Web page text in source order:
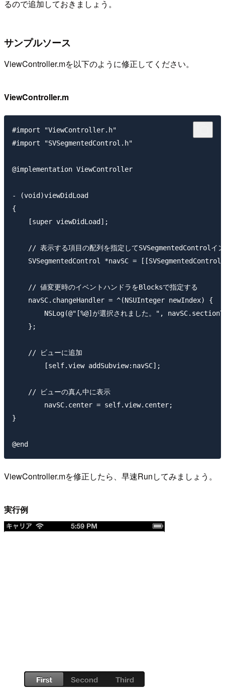
るので追加しておきましょう。
サンプルソース
ViewController.mを以下のように修正してください。
ViewController.m
#import "ViewController.h"
#import "SVSegmentedControl.h"
@implementation ViewController
- (void)viewDidLoad
{
    [super viewDidLoad];
// 表示する項目の配列を指定してSVSegmentedControlイ
SVSegmentedControl *navSC =
    // 値変更時のイベントハンドラをBlocksで指定する
    navSC.changeHandler = ^(NSUInteger newIndex) {
NSLog(@"[%@]が選択されました。",
    };
    // ビューに追加
    // ビューの真ん中に表示
}
ViewController.mを修正したら、早速Runしてみましょう。
実行例